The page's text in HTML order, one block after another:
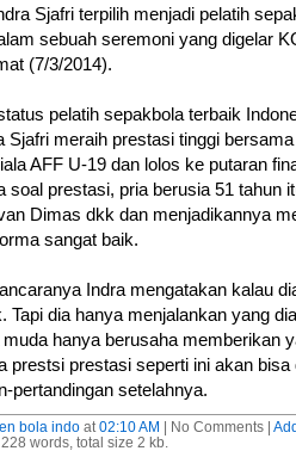
Sjafri terpilih menjadi pelatih
sebuah seremoni yang digelar
(7/3/2014).
pelatih sepakbola terbaik
Sjafri meraih prestasi tinggi
AFF U-19 dan lolos ke putaran
soal prestasi, pria berusia 51 tahun
Dimas dkk dan menjadikannya
sangat baik.
Indra mengatakan kalau
Tapi dia hanya menjalankan yang
hanya berusaha memberikan
prestsi prestasi seperti ini akan bisa
pertandingan setelahnya.
bola indoat 02:10 AM | No Comments |
words, total size 2 kb.